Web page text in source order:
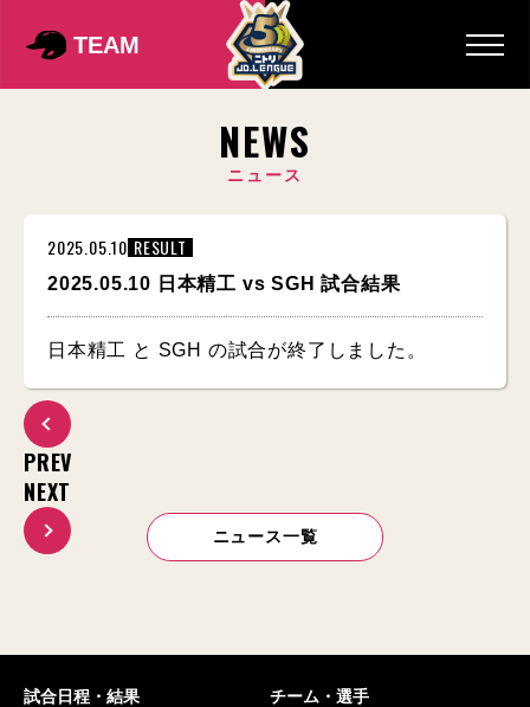
TEAM
NEWS
ニュース
2025.05.10 RESULT
2025.05.10 日本精工 vs SGH 試合結果
日本精工 と SGH の試合が終了しました。
PREV
ニュース一覧
NEXT
試合日程・結果
チーム・選手